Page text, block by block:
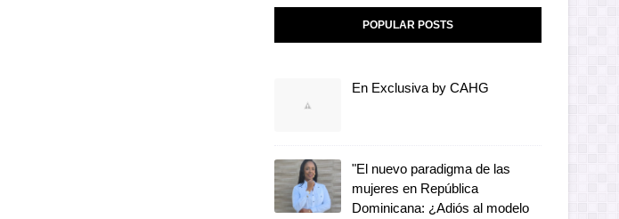
POPULAR POSTS
En Exclusiva by CAHG
"El nuevo paradigma de las
mujeres en República
Dominicana: ¿Adiós al modelo